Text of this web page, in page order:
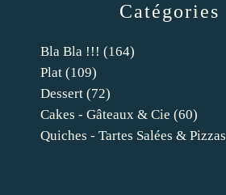
Catégories
Bla Bla !!! (164)
Plat (109)
Dessert (72)
Cakes - Gâteaux & Cie (60)
Quiches - Tartes Salées & Pizzas